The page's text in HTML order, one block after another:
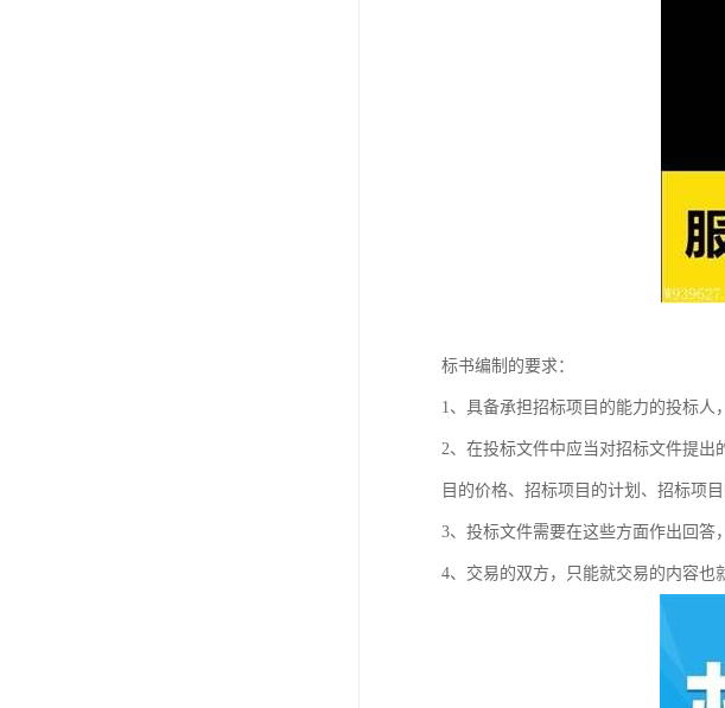
标书编制的要求：
1、具备承担招标项目的能力的投标人
2、在投标文件中应当对招标文件提
目的价格、招标项目的计划、招标项
3、投标文件需要在这些方面作出回答
4、交易的双方，只能就交易的内容也